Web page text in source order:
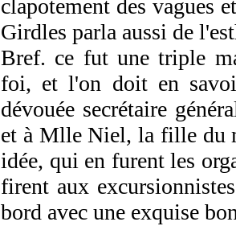
clapotement des vagues
Girdles parla aussi de
Bref. ce fut une triple
foi, et l'on doit en
dévouée secrétaire
et à Mlle Niel, la fille du
idée, qui en furent les
firent aux
bord avec une exquise